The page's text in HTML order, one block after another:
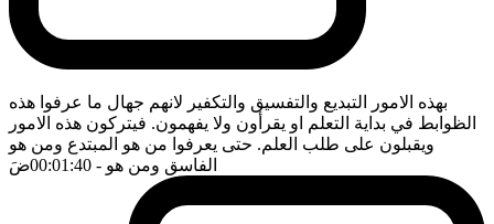
بهذه الامور التبديع والتفسيق والتكفير لانهم جهال ما عرفوا هذه
الظوابط في بداية التعلم او يقرأون ولا يفهمون. فيتركون هذه الامور
ويقبلون على طلب العلم. حتى يعرفوا من هو المبتدع ومن هو
الفاسق ومن هو - 00:01:40 ضَ